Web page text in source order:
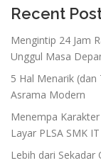
Recent
Mengintip 24 Jam
Unggul Masa
5 Hal Menarik (dan
Asrama Modern
Menempa
Layar PLSA SMK
Lebih dari Sekadar